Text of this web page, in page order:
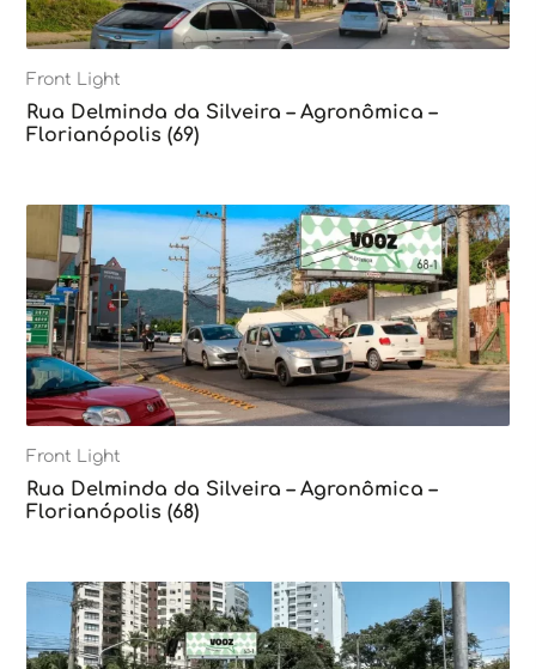
Front Light
Rua Delminda da Silveira – Agronômica –
Florianópolis (69)
Front Light
Rua Delminda da Silveira – Agronômica –
Florianópolis (68)